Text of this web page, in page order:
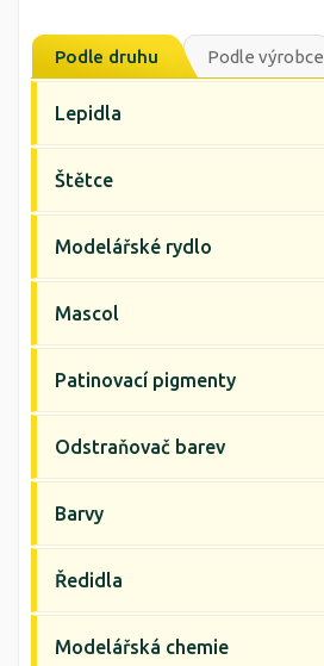
Podle druhu Podle výrobce
Lepidla
Štětce
Modelářské rydlo
Mascol
Patinovací pigmenty
Odstraňovač barev
Barvy
Ředidla
Modelářská chemie